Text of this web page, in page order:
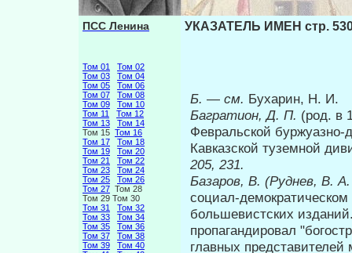
ПСС Ленина
Том 01
Том 02
Том 03
Том 04
Том 05
Том 06
Том 07
Том 08
Том 09
Том 10
Том 11
Том 12
Том 13
Том 14
Том 15 Том 16
Том 17
Том 18
Том 19
Том 20
Том 21
Том 22
Том 23
Том 24
Том 25
Том 26
Том 27 Том 28
Том 29 Том 30
Том 31
Том 32
Том 33
Том 34
Том 35
Том 36
Том 37
Том 38
Том 39
Том 40
УКАЗАТЕЛЬ ИМЕН стр.
Б. — см. Бухарин, Н. И.
Багратион, Д. П. (род. в
Февральской
Кавказской туземной
205, 231.
Базаров, В. (Руднев, В.
социал-
большевистских
пропагандировал
главных